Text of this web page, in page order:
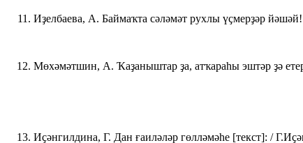
Иҙелбаева, А. Баймаҡта сәләмәт рухлы үҫмерҙәр
Мөхәмәтшин, А. Ҡаҙаныштар ҙа, атҡараһы эштәр ҙә
Иҫәнгилдина, Г. Дан ғаиләләр гөлләмәһе [текст]: /